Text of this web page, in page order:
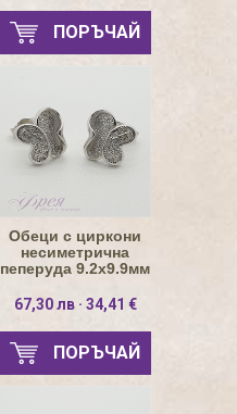
ПОРЪЧАЙ
Обеци с циркони
несиметрична
пеперуда 9.2х9.9мм
67,30 лв · 34,41 €
ПОРЪЧАЙ